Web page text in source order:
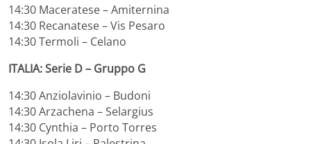
14:30 Maceratese – Amiternina
14:30 Recanatese – Vis Pesaro
14:30 Termoli – Celano
ITALIA: Serie D – Gruppo G
14:30 Anziolavinio – Budoni
14:30 Arzachena – Selargius
14:30 Cynthia – Porto Torres